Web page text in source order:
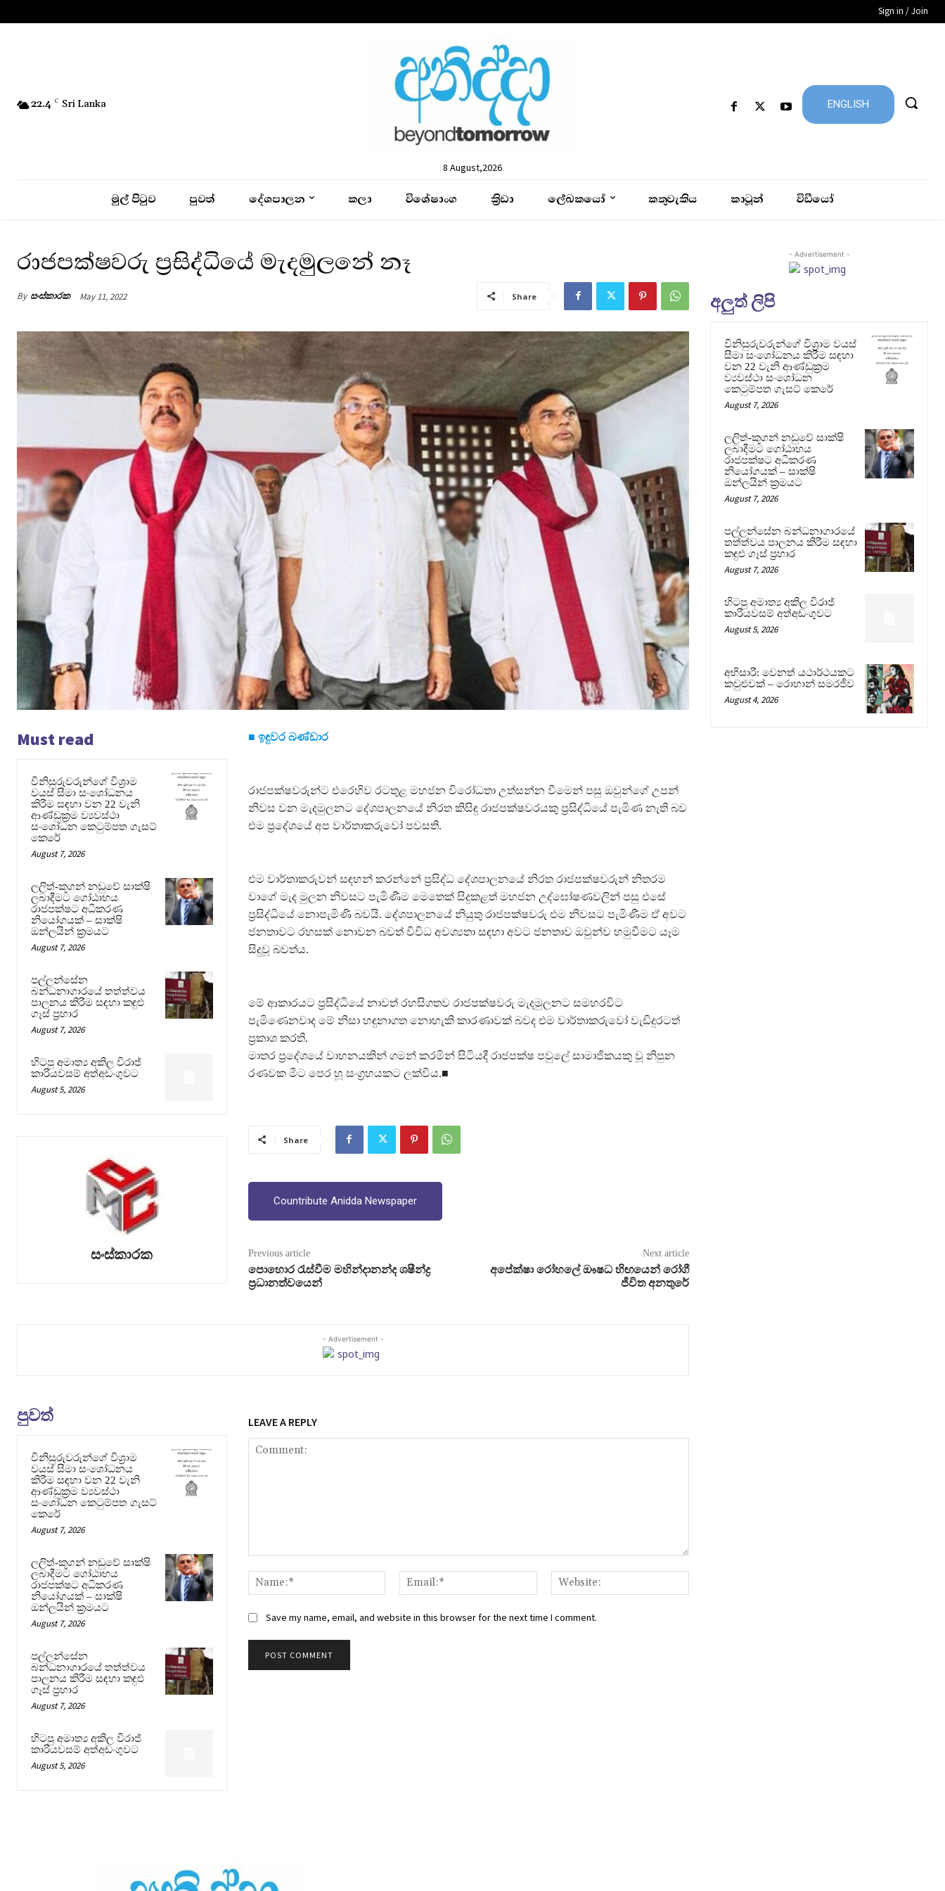
Sign in / Join
22.4 C Sri Lanka
8 August,2026
ENGLISH
මුල් පිටුව පුවත් දේශපාලන කලා විශේෂාංග ක්‍රිඩා ලේඛකයෝ කතුවැකිය කාටූන් විඩීයෝ
රාජපක්ෂවරු ප්‍රසිද්ධියේ මැදමුලනේ නෑ
By සංස්කාරක May 11, 2022 Share
Must read
විනිසුරුවරුන්ගේ විශ්‍රාම
වයස් සීමා සංශෝධනය
කිරීම සඳහා වන 22 වැනි
ආණ්ඩුක්‍රම ව්‍යවස්ථා
සංශෝධන කෙටුම්පත ගැසට්
කෙරේ
August 7, 2026
ලලිත්-කූගන් නඩුවේ සාක්ෂි
ලබාදීමට ගෝඨාභය
රාජපක්ෂට අධිකරණ
නියෝගයක් – සාක්ෂි
ඔන්ලයින් ක්‍රමයට
August 7, 2026
පල්ලන්සේන
බන්ධනාගාරයේ තත්ත්වය
පාලනය කිරීම සඳහා කඳුළු
ගෑස් ප්‍රහාර
August 7, 2026
හිටපු අමාත්‍ය අකිල විරාජ්
කාරියවසම් අත්අඩංගුවට
August 5, 2026
සංස්කාරක
■ ඉඳුවර බණ්ඩාර
රාජපක්ෂවරුන්ට එරෙහිව රටතුළ මහජන විරෝධතා උත්සන්න වීමෙන් පසු ඔවුන්ගේ උපන්
නිවස වන මැදමුලනට දේශපාලනයේ නිරත කිසිඳු රාජපක්ෂවරයකු ප්‍රසිද්ධියේ පැමිණ නැති බව
එම ප්‍රදේශයේ අප වාර්තාකරුවෝ පවසති.
එම වාර්තාකරුවන් සඳහන් කරන්නේ ප්‍රසිද්ධ දේශපාලනයේ නිරත රාජපක්ෂවරුන් නිතරම
වාගේ මැද මුලන නිවසට පැමිණීම මෙතෙක් සිදුකළත් මහජන උද්ඝෝෂණවලින් පසු එසේ
ප්‍රසිද්ධියේ නොපැමිණි බවයි. දේශපාලනයේ නියුතු රාජපක්ෂවරු එම නිවසට පැමිණීම ඒ අවට
ජනතාවට රහසක් නොවන බවත් විවිධ අවශ්‍යතා සඳහා අවට ජනතාව ඔවුන්ව හමුවීමට යෑම
සිදුවූ බවත්ය.
මේ ආකාරයට ප්‍රසිද්ධියේ නාවත් රහසිගතව රාජපක්ෂවරු මැදමුලනට සමහරවිට
පැමිණෙනවාද මේ නිසා හඳුනාගත නොහැකි කාරණාවක් බවද එම වාර්තාකරුවෝ වැඩිදුරටත්
ප්‍රකාශ කරති.
මාතර ප්‍රදේශයේ වාහනයකින් ගමන් කරමින් සිටියදී රාජපක්ෂ පවුලේ සාමාජිකයකු වූ නිපුන
රණවක මීට පෙර හූ සංග්‍රහයකට ලක්විය.■
Share
Countribute Anidda Newspaper
Previous article
පොහොර රැස්වීම මහින්දානන්ද ශෂීන්ද්‍ර
ප්‍රධානත්වයෙන්
Next article
අපේක්ෂා රෝහලේ ඖෂධ හිඟයෙන් රෝගී
ජීවිත අනතුරේ
- Advertisement -
පුවත්
විනිසුරුවරුන්ගේ විශ්‍රාම
වයස් සීමා සංශෝධනය
කිරීම සඳහා වන 22 වැනි
ආණ්ඩුක්‍රම ව්‍යවස්ථා
සංශෝධන කෙටුම්පත ගැසට්
කෙරේ
August 7, 2026
ලලිත්-කූගන් නඩුවේ සාක්ෂි
ලබාදීමට ගෝඨාභය
රාජපක්ෂට අධිකරණ
නියෝගයක් – සාක්ෂි
ඔන්ලයින් ක්‍රමයට
August 7, 2026
පල්ලන්සේන
බන්ධනාගාරයේ තත්ත්වය
පාලනය කිරීම සඳහා කඳුළු
ගෑස් ප්‍රහාර
August 7, 2026
හිටපු අමාත්‍ය අකිල විරාජ්
කාරියවසම් අත්අඩංගුවට
August 5, 2026
LEAVE A REPLY
Name:*
Email:*
Save my name, email, and website in this browser for the next time I comment.
- Advertisement -
අලුත් ලිපි
විනිසුරුවරුන්ගේ විශ්‍රාම වයස්
සීමා සංශෝධනය කිරීම සඳහා
වන 22 වැනි ආණ්ඩුක්‍රම
ව්‍යවස්ථා සංශෝධන
කෙටුම්පත ගැසට් කෙරේ
August 7, 2026
ලලිත්-කූගන් නඩුවේ සාක්ෂි
ලබාදීමට ගෝඨාභය
රාජපක්ෂට අධිකරණ
නියෝගයක් – සාක්ෂි
ඔන්ලයින් ක්‍රමයට
August 7, 2026
පල්ලන්සේන බන්ධනාගාරයේ
තත්ත්වය පාලනය කිරීම සඳහා
කඳුළු ගෑස් ප්‍රහාර
August 7, 2026
හිටපු අමාත්‍ය අකිල විරාජ්
කාරියවසම් අත්අඩංගුවට
August 5, 2026
අභිසාරී: වෙනත් යථාර්ථයකට
කවුළුවක් – රොහාන් සමරජීව
August 4, 2026